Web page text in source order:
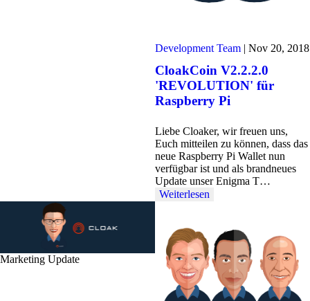
Development Team | Nov 20, 2018
CloakCoin V2.2.2.0
'REVOLUTION' für
Raspberry Pi
Liebe Cloaker, wir freuen uns,
Euch mitteilen zu können, dass das
neue Raspberry Pi Wallet nun
verfügbar ist und als brandneues
Update unser Enigma T…
Weiterlesen
Marketing Update